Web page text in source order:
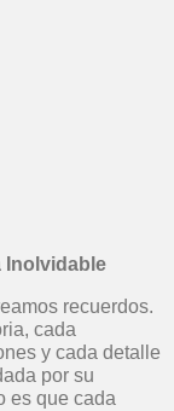
Inolvidable
recuerdos.
cada
y cada detalle
por su
es que cada